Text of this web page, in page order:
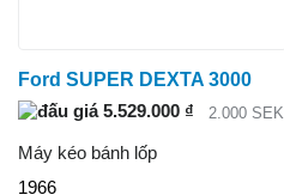
Ford SUPER DEXTA 3000
5.529.000 ₫
2.000 SEK
Máy kéo bánh lốp
1966